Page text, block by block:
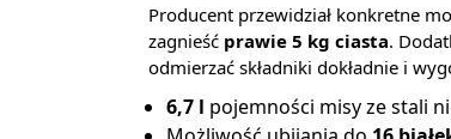
Producent przewidział konkretne
zagnieść prawie 5 kg ciasta.
odmierzać składniki dokładnie i
6,7 l pojemności misy ze stali